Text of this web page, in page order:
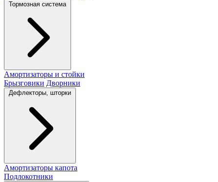
Тормозная система
Амортизаторы и стойки
Брызговики Дворники
Дефлекторы, шторки
Амортизаторы капота
Подлокотники